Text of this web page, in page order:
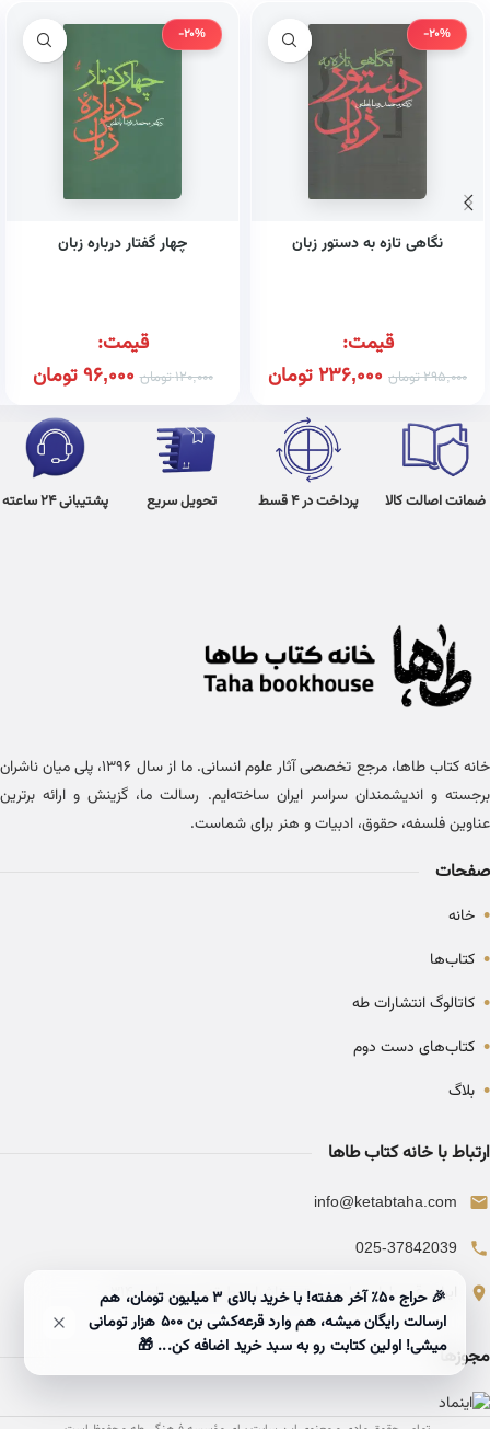
-20%
نگاهی تازه به دستور زبان
قیمت:
295,000تومان 236,000تومان
-20%
چهار گفتار درباره زبان
قیمت:
120,000تومان 96,000تومان
ضمانت اصالت کالا پرداخت در 4 قسط تحویل سریع پشتیبانی 24 ساعته
خانه کتاب طاها، مرجع تخصصی آثار علوم انسانی. ما از سال ۱۳۹۶، پلی میان ناشران
برجسته و اندیشمندان سراسر ایران ساخته‌ایم. رسالت ما، گزینش و ارائه برترین
عناوین فلسفه، حقوق، ادبیات و هنر برای شماست.
صفحات
• خانه
• کتاب‌ها
• کاتالوگ انتشارات طه
• کتاب‌های دست دوم
• بلاگ
ارتباط با خانه کتاب طاها
info@ketabtaha.com
025-37842039
ایران، قم، بلوار معلم، مجتمع ناشران، طبقه سوم، واحد ۳۱۴
مجوزها
🎉 حراج ۵۰٪ آخر هفته! با خرید بالای 3 میلیون تومان، هم
ارسالت رایگان میشه، هم وارد قرعه‌کشی بن ۵۰۰ هزار تومانی
میشی! اولین کتابت رو به سبد خرید اضافه کن... 🎁